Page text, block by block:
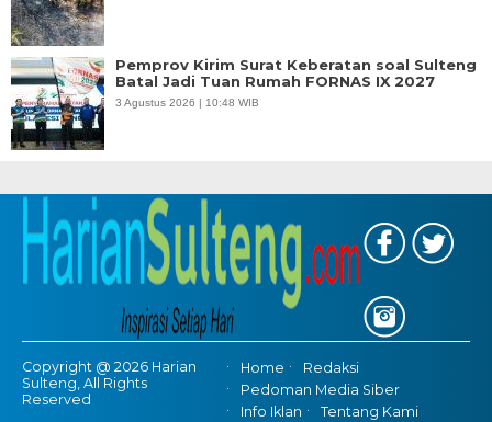
Pemprov Kirim Surat Keberatan soal Sulteng
Batal Jadi Tuan Rumah FORNAS IX 2027
3 Agustus 2026 | 10:48 WIB
Copyright @ 2026 Harian
Sulteng, All Rights
Reserved
Home
Redaksi
Pedoman Media Siber
Info Iklan
Tentang Kami